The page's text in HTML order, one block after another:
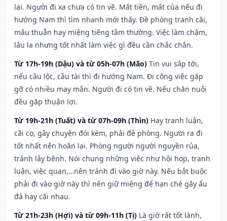
lại. Người đi xa chưa có tin về. Mất tiền, mất của nếu đi
hướng Nam thì tìm nhanh mới thấy. Đề phòng tranh cãi,
mâu thuẫn hay miệng tiếng tầm thường. Việc làm chậm,
lâu la nhưng tốt nhất làm việc gì đều cần chắc chắn.
Từ 17h-19h (Dậu) và từ 05h-07h (Mão) Tin vui sắp tới,
nếu cầu lộc, cầu tài thì đi hướng Nam. Đi công việc gặp
gỡ có nhiều may mắn. Người đi có tin về. Nếu chăn nuôi
đều gặp thuận lợi.
Từ 19h-21h (Tuất) và từ 07h-09h (Thìn) Hay tranh luận,
cãi cọ, gây chuyện đói kém, phải đề phòng. Người ra đi
tốt nhất nên hoãn lại. Phòng người người nguyền rủa,
tránh lây bệnh. Nói chung những việc như hội họp, tranh
luận, việc quan,…nên tránh đi vào giờ này. Nếu bắt buộc
phải đi vào giờ này thì nên giữ miệng để hạn ché gây ẩu
đả hay cãi nhau.
Từ 21h-23h (Hợi) và từ 09h-11h (Tị) Là giờ rất tốt lành,